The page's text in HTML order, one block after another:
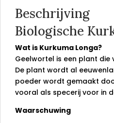
Beschrijving
Biologische
Wat is Kurkuma Longa?
Geelwortel is een plant
De plant wordt al
poeder wordt gemaakt
vooral als specerij voor in
Waarschuwing